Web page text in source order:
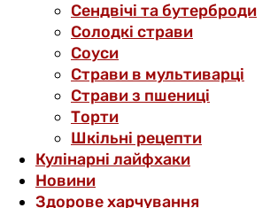
Сендвічі та бутерброди
Солодкі страви
Соуси
Страви в мультиварці
Страви з пшениці
Торти
Шкільні рецепти
Кулінарні лайфхаки
Новини
Здорове харчування